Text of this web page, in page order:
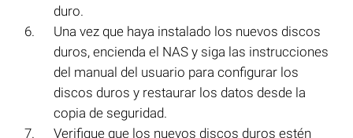
duro.
Una vez que haya instalado los nuevos discos
duros, encienda el NAS y siga las instrucciones
del manual del usuario para configurar los
discos duros y restaurar los datos desde la
copia de seguridad.
Verifique que los nuevos discos duros estén